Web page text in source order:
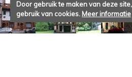
Door gebruik te maken van deze
gebruik van cookies. Meer informatie